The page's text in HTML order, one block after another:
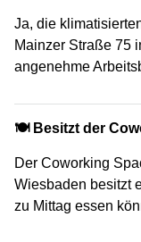
Ja, die
Mainzer Straße 75
angenehme
🍽️ Besitzt der
Der Coworking
Wiesbaden besitzt
zu Mittag essen